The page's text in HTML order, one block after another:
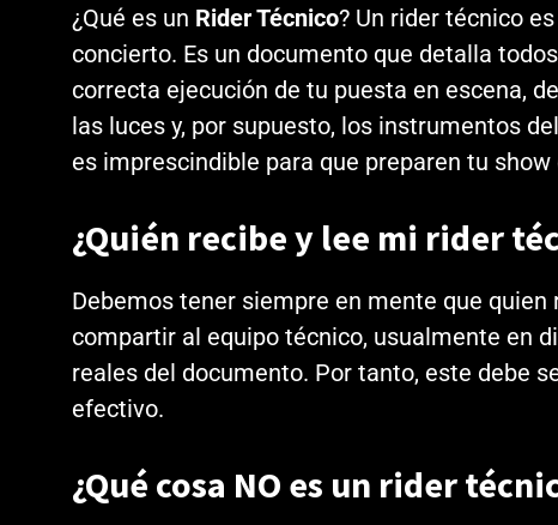
¿Qué es un Rider Técnico? Un rider técnico
concierto. Es un documento que detalla
correcta ejecución de tu puesta en escena,
las luces y, por supuesto, los instrumentos del
es imprescindible para que preparen tu
¿Quién recibe y lee mi rider
Debemos tener siempre en mente que
compartir al equipo técnico, usualmente en
reales del documento. Por tanto, este debe
efectivo.
¿Qué cosa NO es un rider